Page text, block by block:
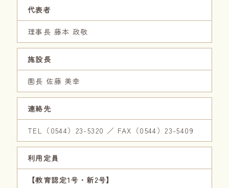
代表者
理事長 藤本 政敬
施設長
園長 佐藤 美幸
連絡先
TEL（0544）23-5320 ／ FAX（0544）23-5409
利用定員
【教育認定1号・新2号】